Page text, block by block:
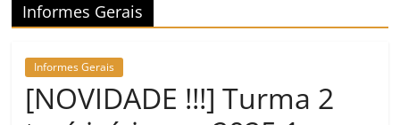
Informes Gerais
Informes Gerais
[NOVIDADE !!!] Turma 2